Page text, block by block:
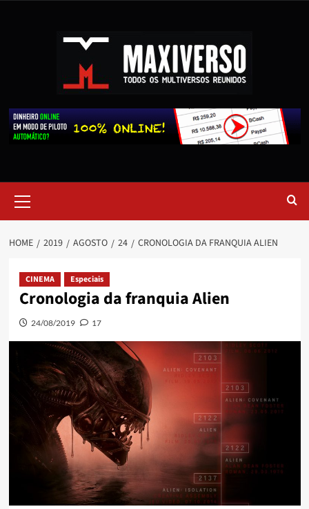
HOME 2019 AGOSTO 24 CRONOLOGIA DA FRANQUIA ALIEN
CINEMA Especiais
Cronologia da franquia Alien
24/08/2019 17